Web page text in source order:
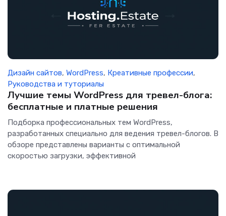
Дизайн сайтов, WordPress, Креативные профессии,
Руководства и туториалы
Лучшие темы WordPress для тревел-блога:
бесплатные и платные решения
Подборка профессиональных тем WordPress,
разработанных специально для ведения тревел-блогов. В
обзоре представлены варианты с оптимальной
скоростью загрузки, эффективной